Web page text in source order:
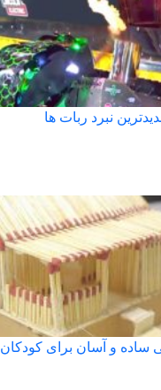
نبرد ربات ها
ساده و آسان برای کودکان